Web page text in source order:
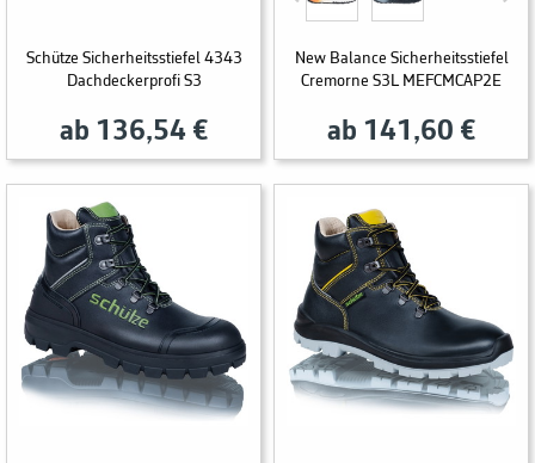
Schütze Sicherheitsstiefel 4343
Dachdeckerprofi S3
ab 136,54 €
New Balance Sicherheitsstiefel
Cremorne S3L MEFCMCAP2E
ab 141,60 €